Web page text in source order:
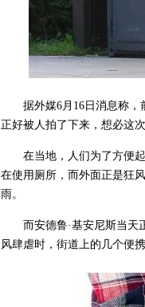
据外媒6月16日消息称
正好被人拍了下来，想必这
在当地，人们为了方便
在使用厕所，而外面正是狂
雨。
而安德鲁·基安尼斯当
风肆虐时，街道上的几个便